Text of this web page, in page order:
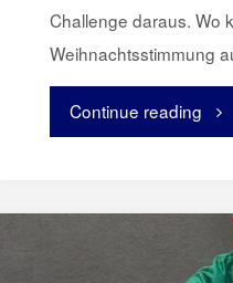
Challenge daraus. Wo
Weihnachtsstimmung
Continue reading
in